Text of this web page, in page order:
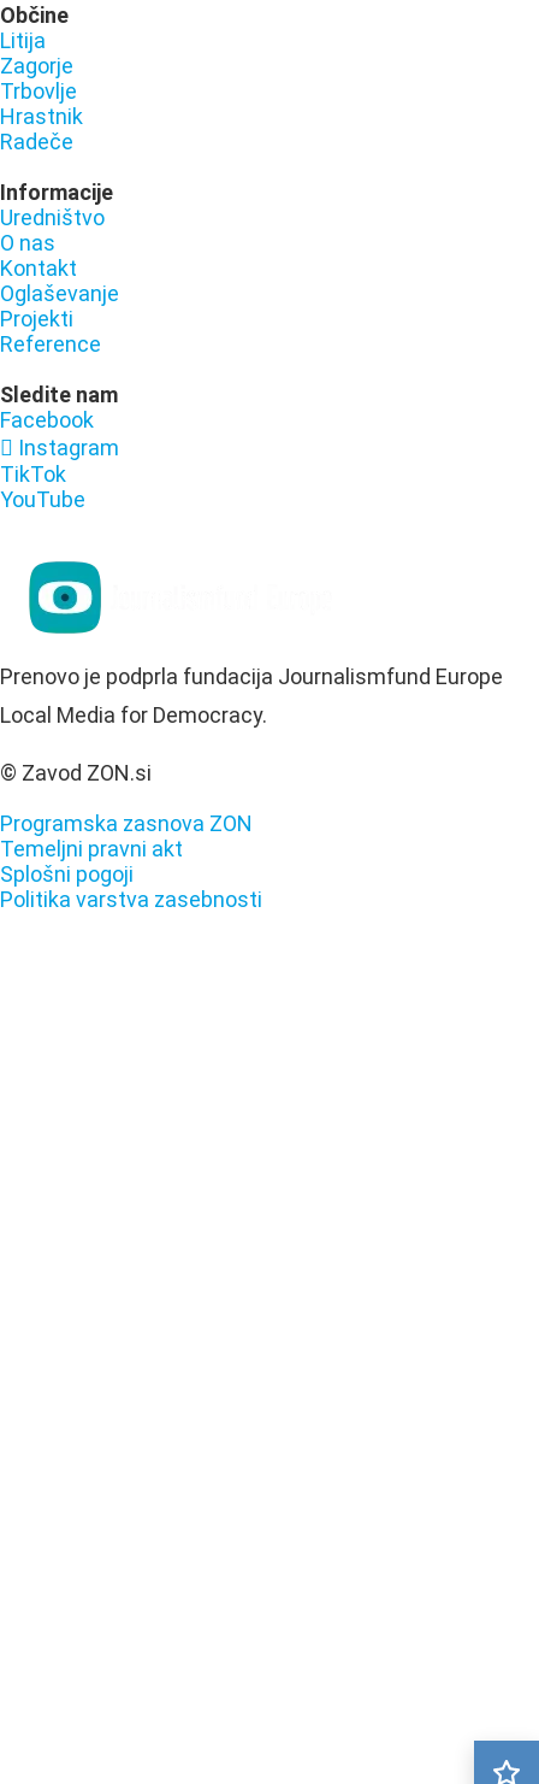
Občine
Litija
Zagorje
Trbovlje
Hrastnik
Radeče
Informacije
Uredništvo
O nas
Kontakt
Oglaševanje
Projekti
Reference
Sledite nam
Facebook
Instagram
TikTok
YouTube
Prenovo je podprla fundacija Journalismfund Europe
Local Media for Democracy.
© Zavod ZON.si
Programska zasnova ZON
Temeljni pravni akt
Splošni pogoji
Politika varstva zasebnosti